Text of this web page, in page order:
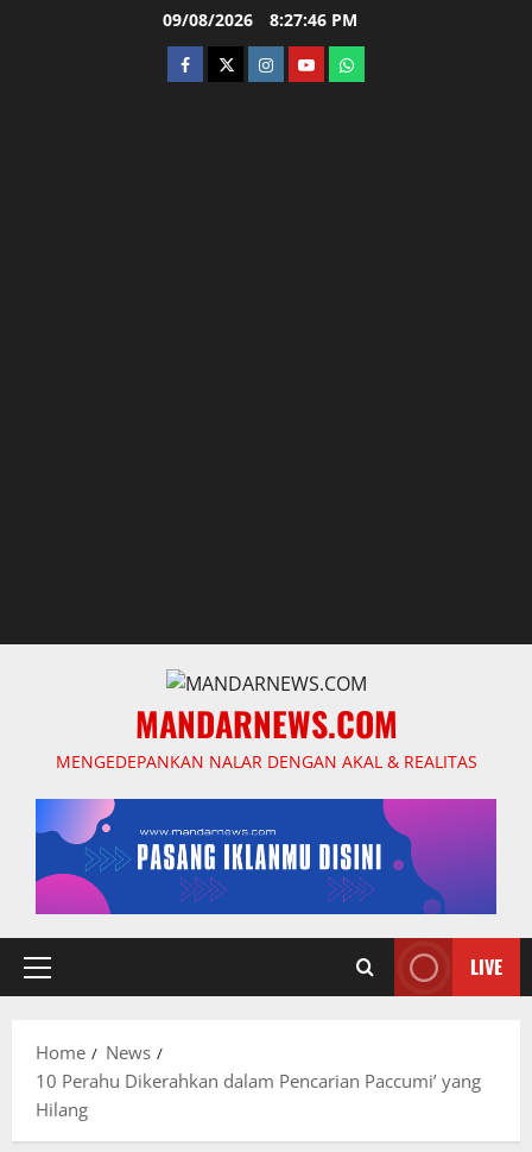
09/08/2026 8:27:47 PM
facebooktwitterinstagram.com
youtubewhatsapp
MANDARNEWS.COM
MENGEDEPANKAN NALAR DENGAN AKAL & REALITAS
Primary
LIVE
Home
News
10 Perahu Dikerahkan dalam Pencarian Paccumi’ yang
Hilang